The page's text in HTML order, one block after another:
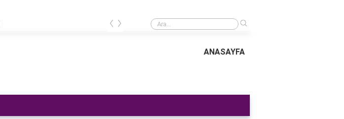
Özlex Nedir? Özellikleri ve Kullanım Alanları
‹ ›
ANASAYFA